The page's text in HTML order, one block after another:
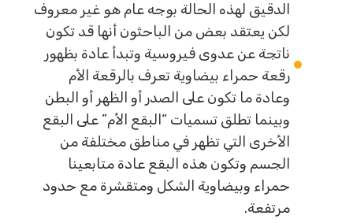
الدقيق لهذه الحالة بوجه عام هو غير معروف
لكن يعتقد بعض من الباحثون أنها قد تكون
ناتجة عن عدوى فيروسية وتبدأ عادة بظهور
رقعة حمراء بيضاوية تعرف بالرقعة الأم
وعادة ما تكون على الصدر أو الظهر أو البطن
وبينما تطلق تسميات “البقع الأم” على البقع
الأخرى التي تظهر في مناطق مختلفة من
الجسم وتكون هذه البقع عادة متابعينا
حمراء وبيضاوية الشكل ومتقشرة مع حدود
مرتفعة.